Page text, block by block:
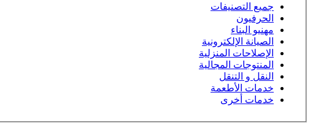
جميع التصنيفات
الحرفيون
مهنيو البناء
الصيانة الإلكترونية
الإصلاحات المنزلية
المنتوجات المجالية
النقل و التنقل
خدمات الأطعمة
خدمات أخرى